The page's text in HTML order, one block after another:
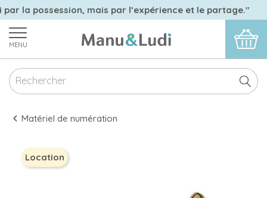
la possession, mais par l’expérience et le partage."
MENU
Matériel de numération
Location